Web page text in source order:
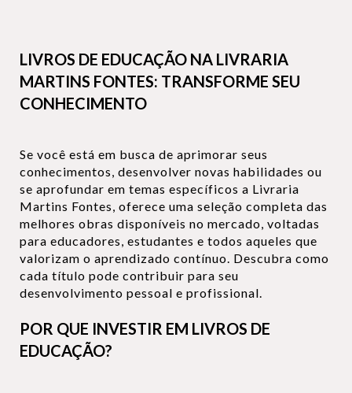
LIVROS DE EDUCAÇÃO NA LIVRARIA
MARTINS FONTES: TRANSFORME SEU
CONHECIMENTO
Se você está em busca de aprimorar seus
conhecimentos, desenvolver novas habilidades ou
se aprofundar em temas específicos a Livraria
Martins Fontes, oferece uma seleção completa das
melhores obras disponíveis no mercado, voltadas
para educadores, estudantes e todos aqueles que
valorizam o aprendizado contínuo. Descubra como
cada título pode contribuir para seu
desenvolvimento pessoal e profissional.
POR QUE INVESTIR EM LIVROS DE
EDUCAÇÃO?